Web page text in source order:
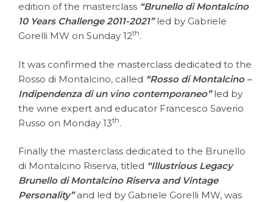
edition of the masterclass “Brunello di Montalcino
10 Years Challenge 2011-2021” led by Gabriele
Gorelli MW on Sunday 12th.
It was confirmed the masterclass dedicated to the
Rosso di Montalcino, called “Rosso di Montalcino –
Indipendenza di un vino contemporaneo” led by
the wine expert and educator Francesco Saverio
Russo on Monday 13th.
Finally the masterclass dedicated to the Brunello
di Montalcino Riserva, titled “Illustrious Legacy
Brunello di Montalcino Riserva and Vintage
Personality”and led by Gabriele Gorelli MW, was